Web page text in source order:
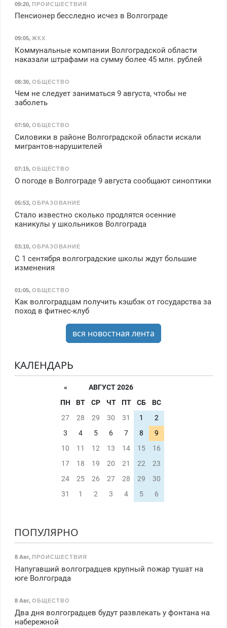
09:20, ПРОИСШЕСТВИЯ
Пенсионер бесследно исчез в Волгограде
09:05, ЖКХ
Коммунальные компании Волгоградской области
наказали штрафами на сумму более 45 млн. рублей
08:30, ОБЩЕСТВО
Чем не следует заниматься 9 августа, чтобы не
заболеть
07:50, ОБЩЕСТВО
Силовики в районе Волгоградской области искали
мигрантов-нарушителей
07:15, ОБЩЕСТВО
О погоде в Волгограде 9 августа сообщают синоптики
05:53, ОБРАЗОВАНИЕ
Стало известно сколько продлятся осенние
каникулы у школьников Волгограда
03:10, ОБРАЗОВАНИЕ
С 1 сентября волгоградские школы ждут большие
изменения
01:05, ОБЩЕСТВО
Как волгоградцам получить кэшбэк от государства за
поход в фитнес-клуб
вся новостная лента
КАЛЕНДАРЬ
«
АВГУСТ 2026
ПН
ВТ СР ЧТ ПТ СБ
ВС
27
28 29 30 31 1
2
3
4 5 6 7 8
9
10
11 12 13 14 15
16
17
18 19 20 21 22
23
24
25 26 27 28 29
30
31
1 2 3 4 5 6
ПОПУЛЯРНО
8 Авг, ПРОИСШЕСТВИЯ
Напугавший волгоградцев крупный пожар тушат на
юге Волгограда
8 Авг, ОБЩЕСТВО
Два дня волгоградцев будут развлекать у фонтана на
набережной